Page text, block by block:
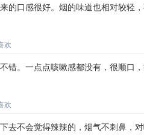
的口感很好。烟的味道也相对较轻
欢
错。一点点咳嗽感都没有，很顺口
欢
去不会觉得辣辣的，烟气不刺鼻，